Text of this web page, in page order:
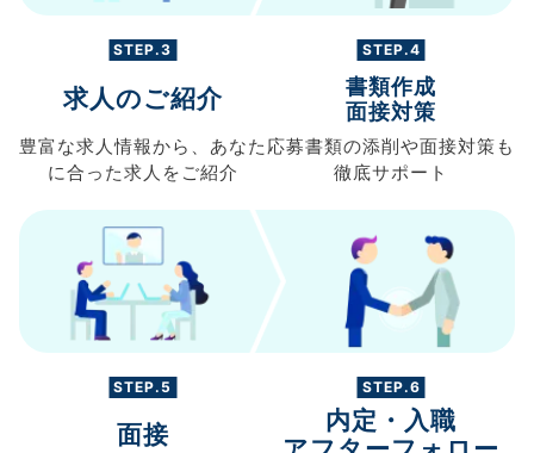
STEP.3
求人のご紹介
豊富な求人情報から、 あなた
に合った求人を ご紹介
STEP.4
書類作成
面接対策
応募書類の添削や面接対策も
徹底サポート
STEP.5
面接
STEP.6
内定・入職